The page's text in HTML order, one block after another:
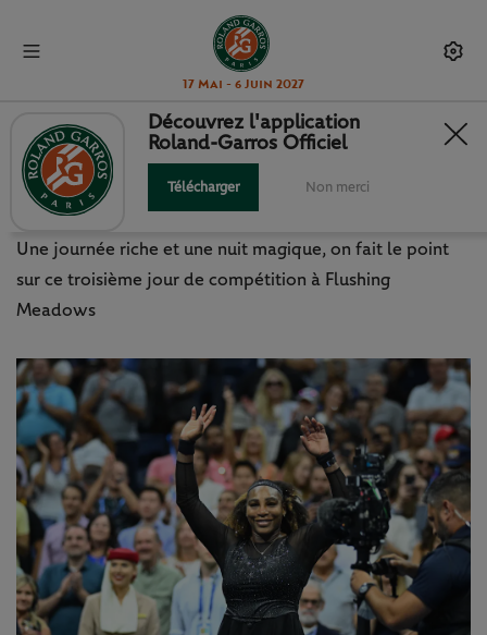
17 Mai - 6 Juin 2027
US OPEN – J3 : UNE SERENA DE
GALA, FAA ET SAKKARI AU TAPIS
Une journée riche et une nuit magique, on fait le point
sur ce troisième jour de compétition à Flushing
Meadows
Découvrez l'application
Roland-Garros Officiel
Télécharger Non merci